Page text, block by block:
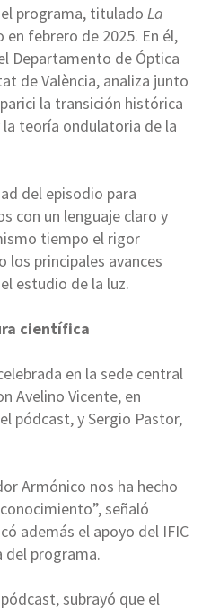
programa, titulado La
en febrero de 2025. En él,
Departamento de Óptica
de València, analiza junto
la transición histórica
teoría ondulatoria de la
del episodio para
con un lenguaje claro y
tiempo el rigor
principales avances
estudio de la luz.
científica
en la sede central
Avelino Vicente, en
pódcast, y Sergio Pastor,
Armónico nos ha hecho
señaló
además el apoyo del IFIC
del programa.
subrayó que el